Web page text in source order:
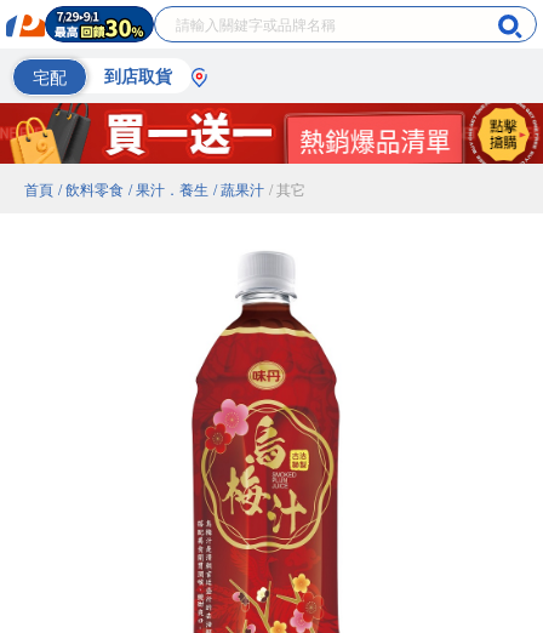
宅配 到店取貨
首頁 / 飲料零食 / 果汁．養生 / 蔬果汁 / 其它